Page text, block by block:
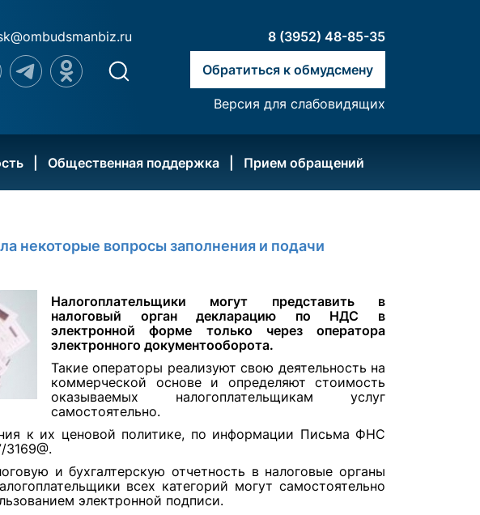
8 (3952) 48-85-35
Обратиться к обмудсмену
Версия для слабовидящих
Общественная поддержка Прием обращений
некоторые вопросы заполнения и подачи
Налогоплательщики могут представить в
налоговый орган декларацию по НДС в
электронной форме только через оператора
электронного документооборота.
Такие операторы реализуют свою деятельность на
коммерческой основе и определяют стоимость
оказываемых налогоплательщикам услуг
самостоятельно.
к их ценовой политике, по информации Письма ФНС
и бухгалтерскую отчетность в налоговые органы
всех категорий могут самостоятельно
электронной подписи.